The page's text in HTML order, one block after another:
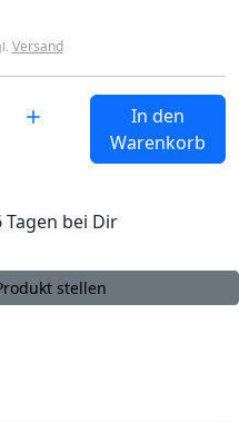
Versand
In den
Warenkorb
Tagen bei Dir
stellen